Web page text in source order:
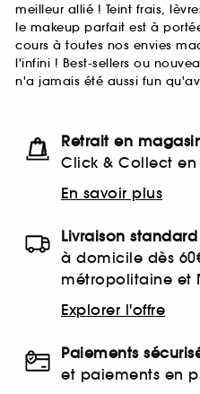
meilleur allié ! Teint frais,
le makeup parfait est à
cours à toutes nos envies
l'infini ! Best-sellers ou
n'a jamais été aussi fun
Retrait en
Click & Collect en
En savoir plus
Livraison
à domicile dès
métropolitaine et
Explorer l'offre
Paiements
et paiements en